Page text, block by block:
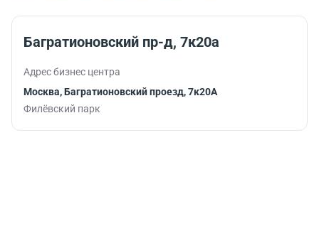
продуктивно
Багратионовский пр-д, 7к20а
Адрес бизнес центра
Москва, Багратионовский проезд, 7к20А
Филёвский парк